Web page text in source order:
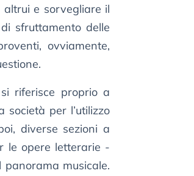
altrui e sorvegliare il
sfruttamento delle
ovviamente,
riferisce proprio a
società per l’utilizzo
diverse sezioni a
le opere letterarie -
musicale.